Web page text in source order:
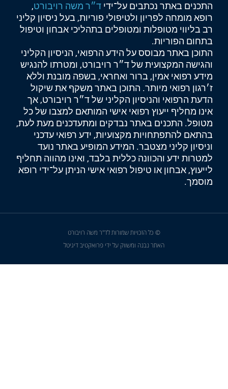
התכנים באתר נכתבים על־ידיד״ר משה רויבורט,
רופא מומחה לפריון ולטיפולי פוריות, בעל ניסיון קליני
רב בליווי מטופלות ומטופלים בתהליכי אבחון וטיפול
בתחום הפוריות.
התוכן באתר מבוסס על הידע הרפואי, הניסיון הקליני
והגישה המקצועית של ד״ר רויבורט, ומטרתו להנגיש
מידע רפואי אמין, ברור ואחראי, בשפה מובנת וללא
ז׳רגון רפואי מיותר. התוכן באתר משקף את שיקול
הדעת הרפואי והניסיון הקליני של ד״ר רויבורט, אך
אינו מחליף ייעוץ רפואי אישי המותאם למצבו של כל
מטופל. התכנים באתר נבדקים ומתעדכנים מעת לעת,
בהתאם להתפתחויות מקצועיות, ידע רפואי עדכני
וניסיון קליני מצטבר. המידע המופיע באתר נועד
למטרות ידע והכוונה כללית בלבד, ואינו מהווה תחליף
לייעוץ, אבחון או טיפול רפואי אישי הניתן על־ידי רופא
מוסמך.
© כל הזכויות שמורות לד''ר משה רויבורט
האתר נבנה ומשווק על ידי פרואקטיב דיגיטל